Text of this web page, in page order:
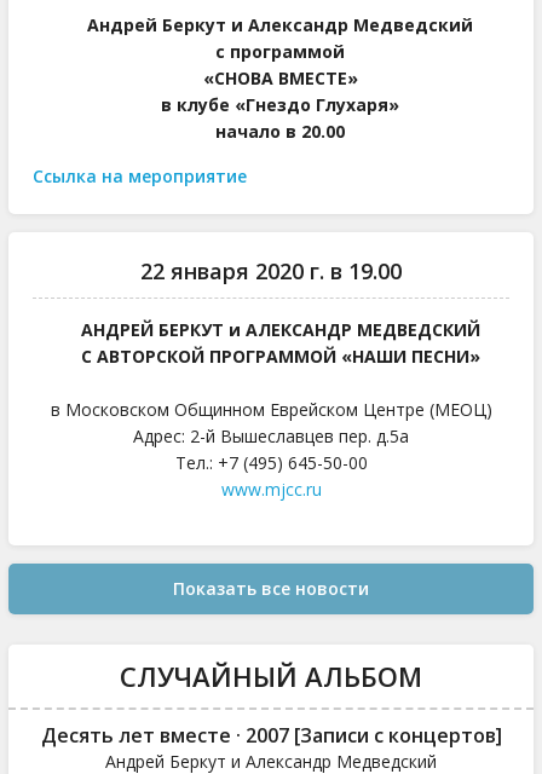
Андрей Беркут и Александр Медведский
с программой
«СНОВА ВМЕСТЕ»
в клубе «Гнездо Глухаря»
начало в 20.00
Ссылка на мероприятие
22 января 2020 г. в 19.00
АНДРЕЙ БЕРКУТ и АЛЕКСАНДР МЕДВЕДСКИЙ
С АВТОРСКОЙ ПРОГРАММОЙ «НАШИ ПЕСНИ»
в Московском Общинном Еврейском Центре (МЕОЦ)
Адрес: 2-й Вышеславцев пер. д.5а
Тел.: +7 (495) 645-50-00
www.mjcc.ru
Показать все новости
СЛУЧАЙНЫЙ АЛЬБОМ
Десять лет вместе · 2007 [Записи с концертов]
Андрей Беркут и Александр Медведский